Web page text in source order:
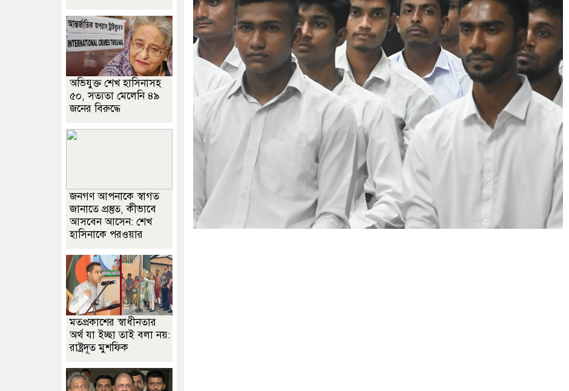
অভিযুক্ত শেখ হাসিনাসহ
৫০, সত্যতা মেলেনি ৪৯
জনের বিরুদ্ধে
জনগণ আপনাকে স্বাগত
জানাতে প্রস্তুত, কীভাবে
আসবেন আসেন: শেখ
হাসিনাকে পরওয়ার
মতপ্রকাশের স্বাধীনতার
অর্থ যা ইচ্ছা তাই বলা নয়:
রাষ্ট্রদূত মুশফিক